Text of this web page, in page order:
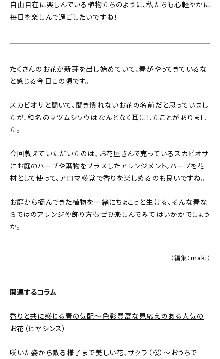
自由自在に楽しんでいる植物たちのように、私たちも心軽やかに
毎日を楽しんで過ごしたいですね！
たくさんのお花が新芽を出し始めていて、春がやってきているな
と感じる今日この頃です。
スカビオサと聞いて、聞き慣れないお花の名前だと思っていまし
たが、和名のマツムシソウはなんとなく耳にしたことがありまし
た。
今回教えていただいたのは、お花屋さんで売っているスカビオサ
にお庭のハーブや葉物をプラスしたアレンジメント。ハーブを花
材として使って、アロマ感覚で香りを楽しめるのも良いですね。
お庭から摘んできた植物を一緒にちょこっと生ける、そんな春な
らではのアレンジや飾り方もぜひ楽しんでみてはいかかでしょう
か。
（編集：maki）
関連するコラム
香りと共に感じる春の気配〜色彩豊富な見応えのある人気の
お花（ヒヤシンス）
咲いた姿から散る様子まで美しい花、サクラ（桜）〜おうちで